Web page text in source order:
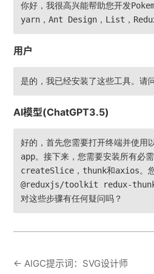
你好，我很高兴能帮助您开发
yarn，Ant Design，List，
用户
是的，我已经安装了这些工具。请
AI模型(ChatGPT3.5)
好的，首先您需要打开终端并使
app。接下来，您需要安装所有
createSlice，thunk和axios。
@reduxjs/toolkit redux-thunk
对这些步骤有任何疑问吗？
← AIGC提示词：SVG设计师